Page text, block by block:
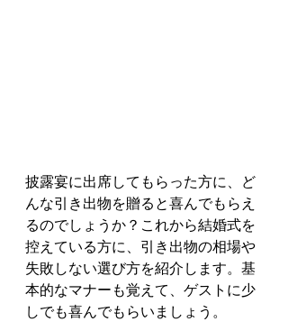
披露宴に出席してもらった方に、ど
んな引き出物を贈ると喜んでもらえ
るのでしょうか？これから結婚式を
控えている方に、引き出物の相場や
失敗しない選び方を紹介します。基
本的なマナーも覚えて、ゲストに少
しでも喜んでもらいましょう。